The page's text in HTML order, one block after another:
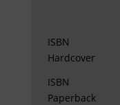
ISBN
Hardcover
ISBN
Paperback